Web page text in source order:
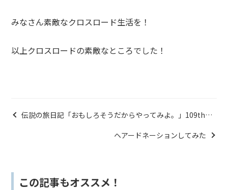
みなさん素敵なクロスロード生活を！
以上クロスロードの素敵なところでした！
伝説の旅日記「おもしろそうだからやってみよ。」109th
ヘアードネーションしてみた
この記事もオススメ！